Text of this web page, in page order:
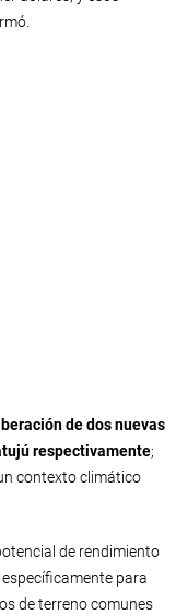
de dos nuevas
respectivamente;
contexto climático
de rendimiento
para
de terreno comunes